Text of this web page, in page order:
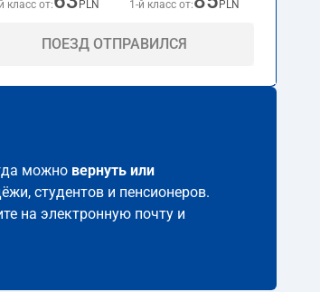
класс от: PLN 1-й класс от: PLN
ПОЕЗД ОТПРАВИЛСЯ
можно вернуть или
студентов и пенсионеров.
на электронную почту и